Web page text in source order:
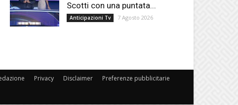
Scotti con una puntata...
Anticipazioni Tv 7 Agosto 2026
Privacy Disclaimer Preferenze pubblicitarie